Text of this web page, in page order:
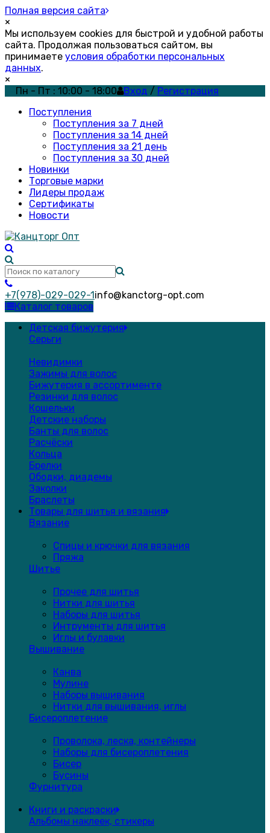
Полная версия сайта
×
Мы используем cookies для быстрой и удобной работы
сайта. Продолжая пользоваться сайтом, вы
принимаете условия обработки персональных
данных.
×
Пн - Пт : 10:00 - 18:00
Вход / Регистрация
Поступления
Поступления за 7 дней
Поступления за 14 дней
Поступления за 21 день
Поступления за 30 дней
Новинки
Торговые марки
Лидеры продаж
Сертификаты
Новости
+7(978)-029-029-1info@kanctorg-opt.com
Каталог товаров
Детская бижутерия
Серьги
Невидимки
Зажимы для волос
Бижутерия в ассортименте
Резинки для волос
Кошельки
Детские наборы
Банты для волос
Расчёски
Кольца
Брелки
Ободки, диадемы
Заколки
Браслеты
Товары для шитья и вязания
Вязание
Спицы и крючки для вязания
Пряжа
Шитье
Прочее для шитья
Нитки для шитья
Наборы для шитья
Интрументы для шитья
Иглы и булавки
Вышивание
Канва
Мулине
Наборы вышивания
Нитки для вышивания, иглы
Бисероплетение
Проволока, леска, контейнеры
Наборы для бисероплетения
Бисер
Бусины
Фурнитура
Книги и раскраски
Альбомы наклеек, стикеры